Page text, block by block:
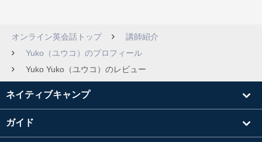
オンライン英会話トップ
講師紹介
Yuko（ユウコ）のプロフィール
Yuko Yuko（ユウコ）のレビュー
ネイティブキャンプ
ガイド